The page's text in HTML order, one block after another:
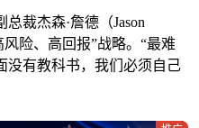
裁杰森·詹德（Jason
风险、高回报”战略。“最难
没有教科书，我们必须自己